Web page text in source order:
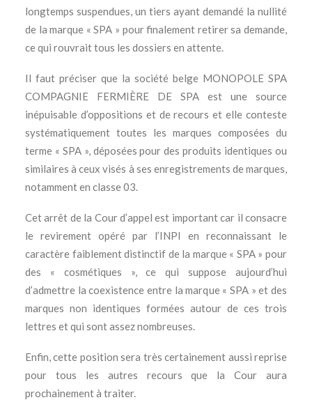
longtemps suspendues, un tiers ayant demandé la nullité
de la marque « SPA » pour finalement retirer sa demande,
ce qui rouvrait tous les dossiers en attente.
Il faut préciser que la société belge MONOPOLE SPA
COMPAGNIE FERMIÈRE DE SPA est une source
inépuisable d’oppositions et de recours et elle conteste
systématiquement toutes les marques composées du
terme « SPA », déposées pour des produits identiques ou
similaires à ceux visés à ses enregistrements de marques,
notamment en classe 03.
Cet arrêt de la Cour d’appel est important car il consacre
le revirement opéré par l’INPI en reconnaissant le
caractère faiblement distinctif de la marque « SPA » pour
des « cosmétiques », ce qui suppose aujourd’hui
d’admettre la coexistence entre la marque « SPA » et des
marques non identiques formées autour de ces trois
lettres et qui sont assez nombreuses.
Enfin, cette position sera très certainement aussi reprise
pour tous les autres recours que la Cour aura
prochainement à traiter.